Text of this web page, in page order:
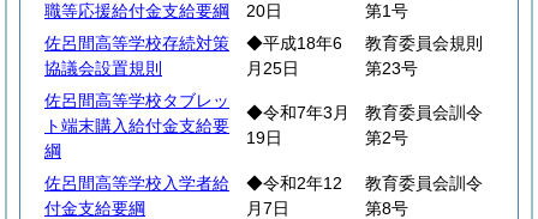
職等応援給付金支給要綱
20日
第1号
佐呂間高等学校存続対策
協議会設置規則
◆平成18年6
月25日
教育委員会規則
第23号
佐呂間高等学校タブレッ
ト端末購入給付金支給要
綱
◆令和7年3月
19日
教育委員会訓令
第2号
佐呂間高等学校入学者給
付金支給要綱
◆令和2年12
月7日
教育委員会訓令
第8号